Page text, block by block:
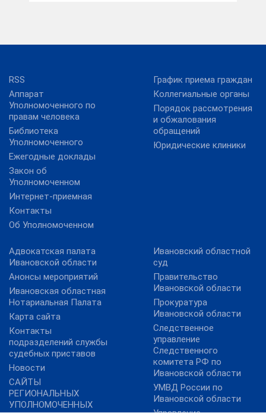
RSS
Аппарат
Уполномоченного по
правам человека
Библиотека
Уполномоченного
Ежегодные доклады
Закон об
Уполномоченном
Интернет-приемная
Контакты
Об Уполномоченном
График приема граждан
Коллегиальные органы
Порядок рассмотрения
и обжалования
обращений
Юридические клиники
Адвокатская палата
Ивановской области
Анонсы мероприятий
Ивановская областная
Нотариальная Палата
Карта сайта
Контакты
подразделений службы
судебных приставов
Новости
САЙТЫ
РЕГИОНАЛЬНЫХ
УПОЛНОМОЧЕННЫХ
Ивановский областной
суд
Правительство
Ивановской области
Прокуратура
Ивановской области
Следственное
управление
Следственного
комитета РФ по
Ивановской области
УМВД России по
Ивановской области
Управление